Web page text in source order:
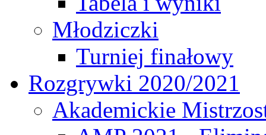
Młodziczki
Turniej finałowy
Rozgrywki 2020/2021
Akademickie